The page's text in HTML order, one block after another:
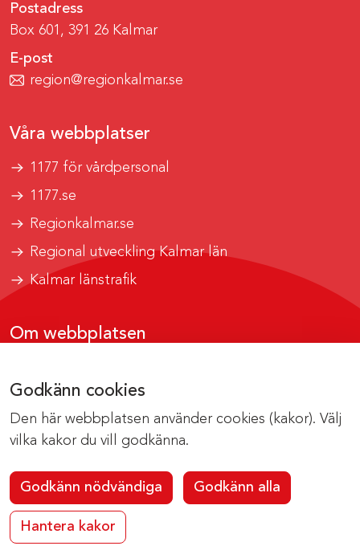
Godkänn cookies
Den här webbplatsen använder cookies (kakor). Välj
vilka kakor du vill godkänna.
Godkänn nödvändiga Godkänn alla
Hantera kakor
Postadress
Box 601, 391 26 Kalmar
E-post
region@regionkalmar.se
Våra webbplatser
1177 för vårdpersonal
1177.se
Regionkalmar.se
Regional utveckling Kalmar län
Kalmar länstrafik
Om webbplatsen
Om cookies
Kontakta webbredaktionen